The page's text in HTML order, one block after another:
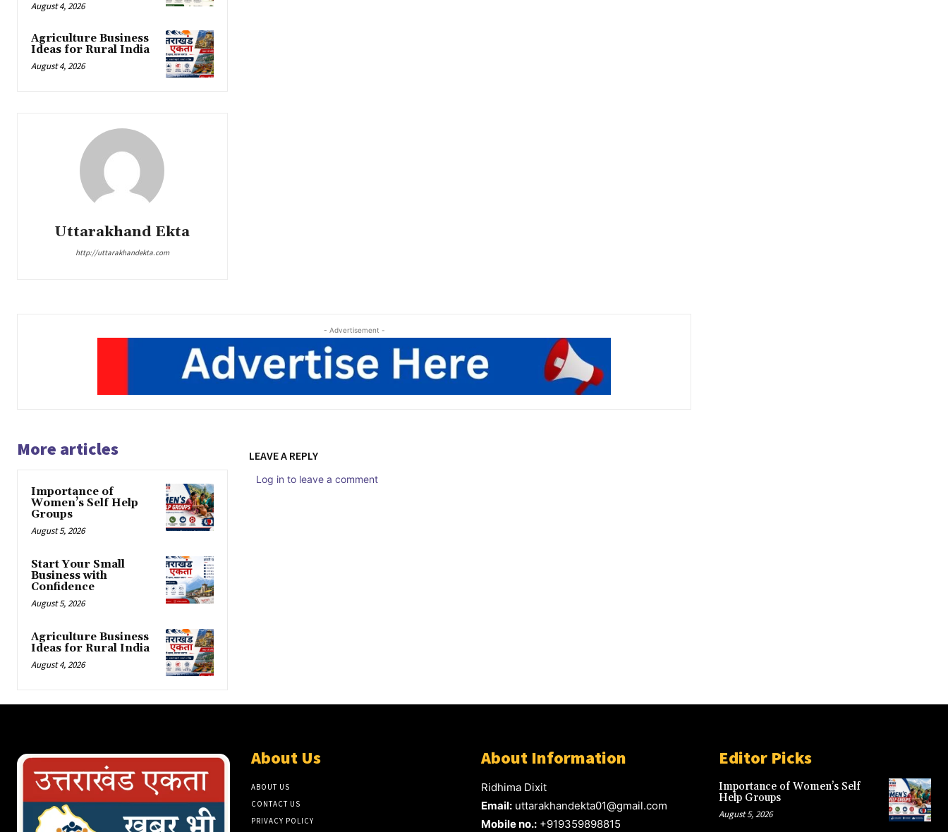
August 4, 2026
Agriculture Business
Ideas for Rural India
August 4, 2026
Uttarakhand Ekta
http://uttarakhandekta.com
- Advertisement -
More articles
Importance of
Women’s Self Help
Groups
August 5, 2026
Start Your Small
Business with
Confidence
August 5, 2026
Agriculture Business
Ideas for Rural India
August 4, 2026
LEAVE A REPLY
Log in to leave a comment
About Us
ABOUT US
CONTACT US
PRIVACY POLICY
About Information
Ridhima Dixit
Email: uttarakhandekta01@gmail.com
Mobile no.: +919359898815
Editor Picks
Importance of Women’s Self
Help Groups
August 5, 2026